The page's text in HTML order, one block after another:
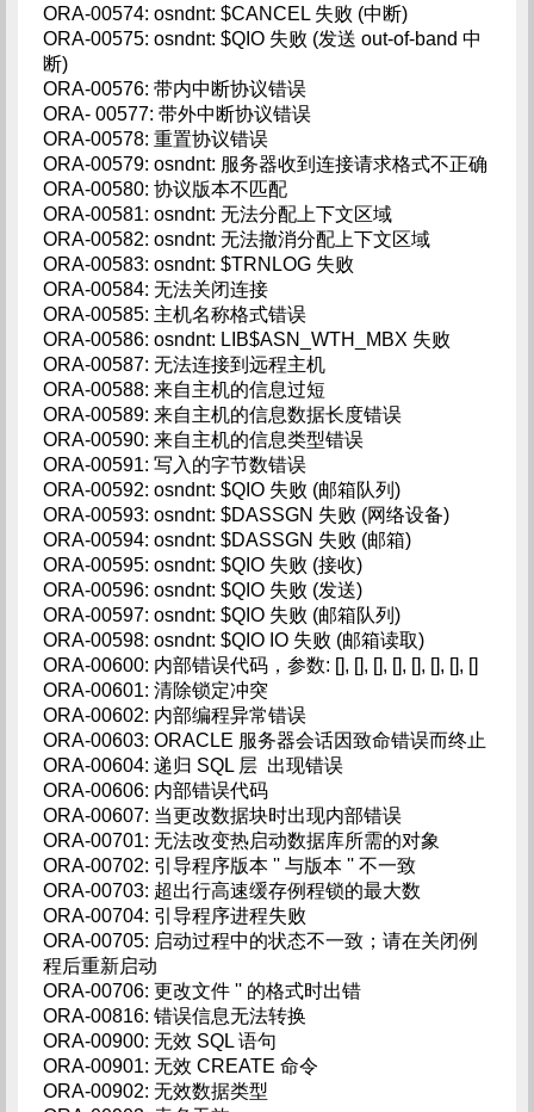
ORA-00574: osndnt: $CANCEL 失败 (中断)
ORA-00575: osndnt: $QIO 失败 (发送 out-of-band 中
断)
ORA-00576: 带内中断协议错误
ORA- 00577: 带外中断协议错误
ORA-00578: 重置协议错误
ORA-00579: osndnt: 服务器收到连接请求格式不正确
ORA-00580: 协议版本不匹配
ORA-00581: osndnt: 无法分配上下文区域
ORA-00582: osndnt: 无法撤消分配上下文区域
ORA-00583: osndnt: $TRNLOG 失败
ORA-00584: 无法关闭连接
ORA-00585: 主机名称格式错误
ORA-00586: osndnt: LIB$ASN_WTH_MBX 失败
ORA-00587: 无法连接到远程主机
ORA-00588: 来自主机的信息过短
ORA-00589: 来自主机的信息数据长度错误
ORA-00590: 来自主机的信息类型错误
ORA-00591: 写入的字节数错误
ORA-00592: osndnt: $QIO 失败 (邮箱队列)
ORA-00593: osndnt: $DASSGN 失败 (网络设备)
ORA-00594: osndnt: $DASSGN 失败 (邮箱)
ORA-00595: osndnt: $QIO 失败 (接收)
ORA-00596: osndnt: $QIO 失败 (发送)
ORA-00597: osndnt: $QIO 失败 (邮箱队列)
ORA-00598: osndnt: $QIO IO 失败 (邮箱读取)
ORA-00600: 内部错误代码，参数: [], [], [], [], [], [], [], []
ORA-00601: 清除锁定冲突
ORA-00602: 内部编程异常错误
ORA-00603: ORACLE 服务器会话因致命错误而终止
ORA-00604: 递归 SQL 层 出现错误
ORA-00606: 内部错误代码
ORA-00607: 当更改数据块时出现内部错误
ORA-00701: 无法改变热启动数据库所需的对象
ORA-00702: 引导程序版本 '' 与版本 '' 不一致
ORA-00703: 超出行高速缓存例程锁的最大数
ORA-00704: 引导程序进程失败
ORA-00705: 启动过程中的状态不一致；请在关闭例
程后重新启动
ORA-00706: 更改文件 '' 的格式时出错
ORA-00816: 错误信息无法转换
ORA-00900: 无效 SQL 语句
ORA-00901: 无效 CREATE 命令
ORA-00902: 无效数据类型